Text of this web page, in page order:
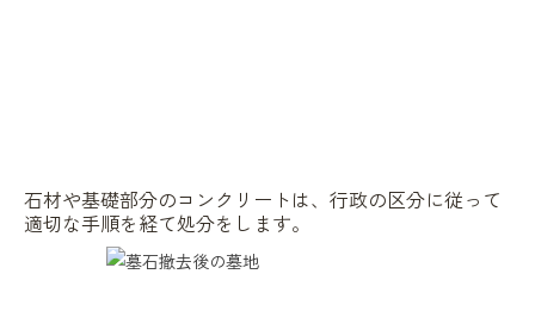
石材や基礎部分のコンクリートは、行政の区分に従って
適切な手順を経て処分をします。